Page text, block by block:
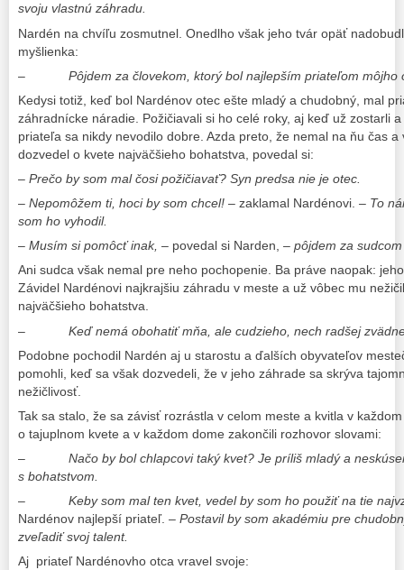
svoju vlastnú záhradu.
Nardén na chvíľu zosmutnel. Onedlho však jeho tvár opäť
myšlienka:
– Pôjdem za človekom, ktorý bol najlepším priateľom môjho
Kedysi totiž, keď bol Nardénov otec ešte mladý a chudobný, mal
záhradnícke náradie. Požičiavali si ho celé roky, aj keď už zostarli
priateľa sa nikdy nevodilo dobre. Azda preto, že nemal na ňu čas
dozvedel o kvete najväčšieho bohatstva, povedal si:
– Prečo by som mal čosi požičiavať? Syn predsa nie je otec.
– Nepomôžem ti, hoci by som chcel! – zaklamal Nardénovi. – To
som ho vyhodil.
– Musím si pomôcť inak, – povedal si Narden, – pôjdem za
Ani sudca však nemal pre neho pochopenie. Ba práve naopak:
Závidel Nardénovi najkrajšiu záhradu v meste a už vôbec mu
najväčšieho bohatstva.
– Keď nemá obohatiť mňa, ale cudzieho, nech radšej
Podobne pochodil Nardén aj u starostu a ďalších obyvateľov
pomohli, keď sa však dozvedeli, že v jeho záhrade sa skrýva
nežičlivosť.
Tak sa stalo, že sa závisť rozrástla v celom meste a kvitla v
o tajuplnom kvete a v každom dome zakončili rozhovor slovami:
– Načo by bol chlapcovi taký kvet? Je príliš mladý a
s bohatstvom.
– Keby som mal ten kvet, vedel by som ho použiť na tie
Nardénov najlepší priateľ. – Postavil by som akadémiu pre
zveľadiť svoj talent.
Aj priateľ Nardénovho otca vravel svoje: